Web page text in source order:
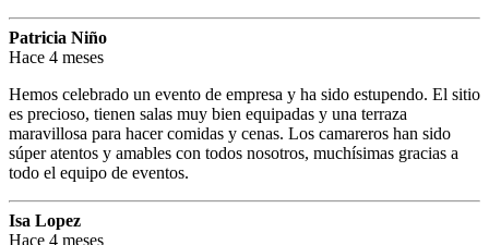
Patricia Niño
Hace 4 meses
Hemos celebrado un evento de empresa y ha sido estupendo. El sitio
es precioso, tienen salas muy bien equipadas y una terraza
maravillosa para hacer comidas y cenas. Los camareros han sido
súper atentos y amables con todos nosotros, muchísimas gracias a
todo el equipo de eventos.
Isa Lopez
Hace 4 meses